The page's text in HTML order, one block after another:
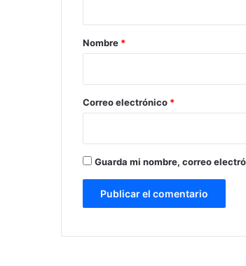
r
*
Nombre *
Correo electrónico *
Guarda mi nombre, correo